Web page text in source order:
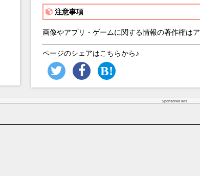
注意事項
画像やアプリ・ゲームに関する情報の著作権は
ページのシェアはこちらから♪
Sponsored ads